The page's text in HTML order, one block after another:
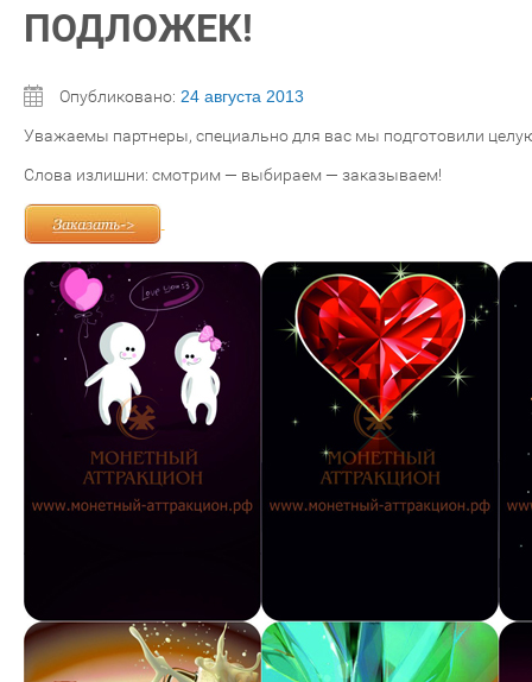
ПОДЛОЖЕК!
Опубликовано: 24 августа 2013
Уважаемы партнеры, специально для вас мы подготовили
Слова излишни: смотрим — выбираем — заказываем!